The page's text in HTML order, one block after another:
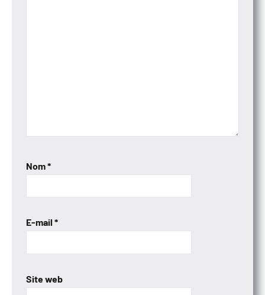
Nom*
E-mail *
Site web